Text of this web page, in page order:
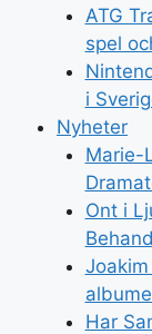
ATG
spel
i
Nyheter
Marie-
Ont i
Har